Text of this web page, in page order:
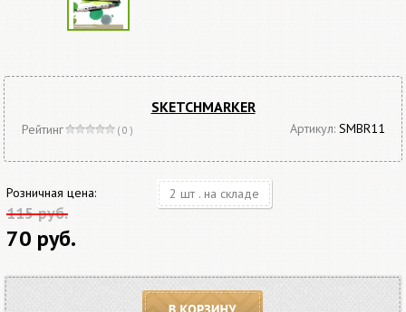
SKETCHMARKER
Рейтинг ( 0 ) Артикул: SMBR11
Розничная цена:
115 руб.
70 руб.
2 шт . на складе